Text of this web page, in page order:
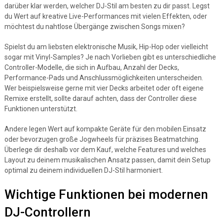
darüber klar werden, welcher DJ-Stil am besten zu dir passt. Legst
du Wert auf kreative Live-Performances mit vielen Effekten, oder
möchtest du nahtlose Übergänge zwischen Songs mixen?
Spielst du am liebsten elektronische Musik, Hip-Hop oder vielleicht
sogar mit Vinyl-Samples? Je nach Vorlieben gibt es unterschiedliche
Controller-Modelle, die sich in Aufbau, Anzahl der Decks,
Performance-Pads und Anschlussmöglichkeiten unterscheiden.
Wer beispielsweise gerne mit vier Decks arbeitet oder oft eigene
Remixe erstellt, sollte darauf achten, dass der Controller diese
Funktionen unterstützt.
Andere legen Wert auf kompakte Geräte für den mobilen Einsatz
oder bevorzugen große Jogwheels für präzises Beatmatching.
Überlege dir deshalb vor dem Kauf, welche Features und welches
Layout zu deinem musikalischen Ansatz passen, damit dein Setup
optimal zu deinem individuellen DJ-Stil harmoniert.
Wichtige Funktionen bei modernen
DJ-Controllern